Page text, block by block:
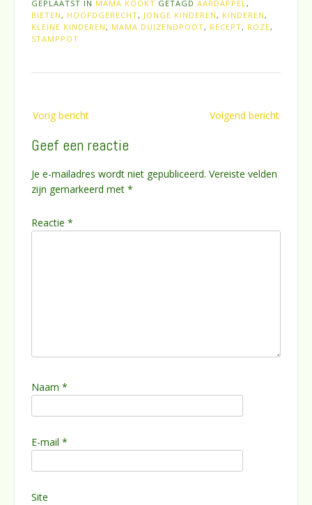
GEPLAATST IN MAMA KOOKT GETAGD AARDAPPEL ,
BIETEN , HOOFDGERECHT, JONGE KINDEREN , KINDEREN ,
KLEINE KINDEREN , MAMA DUIZENDPOOT, RECEPT, ROZE,
STAMPPOT
navigatie
Vorig bericht Volgend bericht
Geef een reactie
Je e-mailadres wordt niet gepubliceerd. Vereiste velden
zijn gemarkeerd met *
Reactie *
Naam *
E-mail *
Site